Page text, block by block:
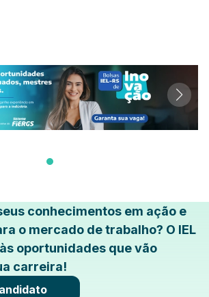
conhecimentos em ação e
o mercado de trabalho? O IEL
oportunidades que vão
carreira!